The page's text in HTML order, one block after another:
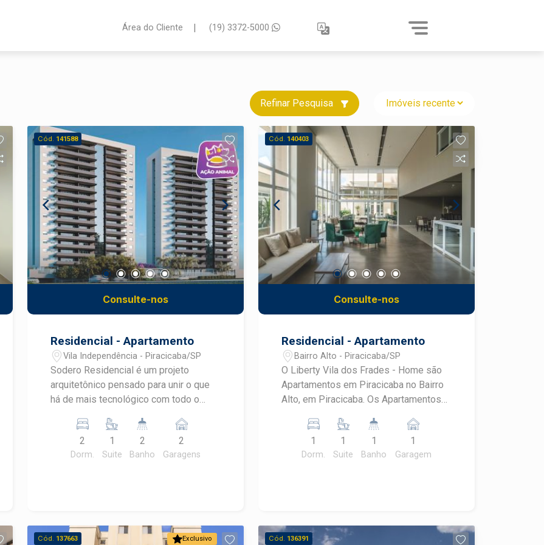
Área do Cliente | (19) 3372-5000
Refinar Pesquisa
Cód. 141588
Consulte-nos
Residencial - Apartamento
Vila Independência - Piracicaba/SP
Sodero Residencial é um projeto
arquitetônico pensado para unir o que
há de mais tecnológico com todo o
da história e o futuro se cruzam quando
a gente menos espera. Apresentamos
o Sodero, novo e moderno
todo o conforto que você merece, em
2
Dorm.
1
Suite
2
Banho
2
Garagens
Cód. 140403
Consulte-nos
Residencial - Apartamento
Bairro Alto - Piracicaba/SP
O Liberty Vila dos Frades - Home são
Apartamentos em Piracicaba no Bairro
Alto, em Piracicaba. Os Apartamentos
as características dos apartamentos:
Apartamento de 44m² conta com: Sala
com varanda gourmet, 1 dormitório e 1
8 apartamentos por andar e apenas 2
1
Dorm.
1
Suite
1
Banho
1
Garagem
Exclusivo
Cód. 137663 Cód. 136391